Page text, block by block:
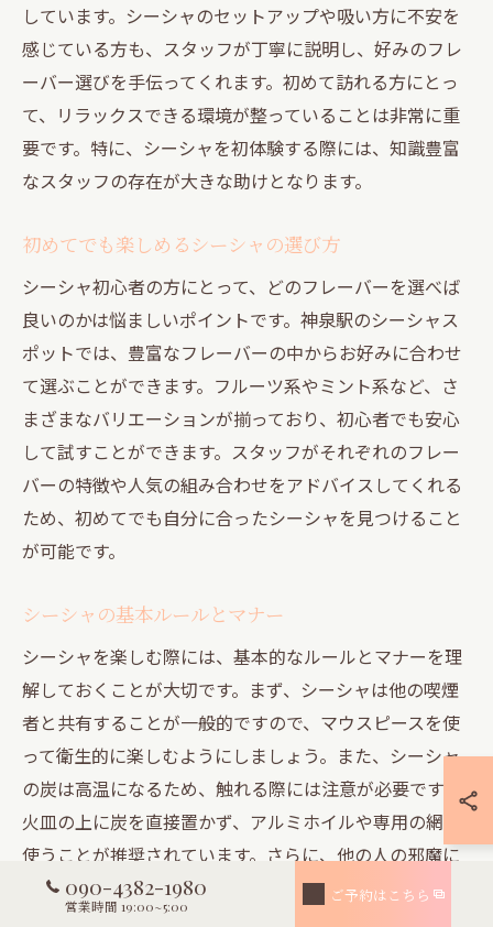
しています。シーシャのセットアップや吸い方に不安を
感じている方も、スタッフが丁寧に説明し、好みのフレ
ーバー選びを手伝ってくれます。初めて訪れる方にとっ
て、リラックスできる環境が整っていることは非常に重
要です。特に、シーシャを初体験する際には、知識豊富
なスタッフの存在が大きな助けとなります。
初めてでも楽しめるシーシャの選び方
シーシャ初心者の方にとって、どのフレーバーを選べば
良いのかは悩ましいポイントです。神泉駅のシーシャス
ポットでは、豊富なフレーバーの中からお好みに合わせ
て選ぶことができます。フルーツ系やミント系など、さ
まざまなバリエーションが揃っており、初心者でも安心
して試すことができます。スタッフがそれぞれのフレー
バーの特徴や人気の組み合わせをアドバイスしてくれる
ため、初めてでも自分に合ったシーシャを見つけること
が可能です。
シーシャの基本ルールとマナー
シーシャを楽しむ際には、基本的なルールとマナーを理
解しておくことが大切です。まず、シーシャは他の喫煙
者と共有することが一般的ですので、マウスピースを使
って衛生的に楽しむようにしましょう。また、シーシャ
の炭は高温になるため、触れる際には注意が必要です。
火皿の上に炭を直接置かず、アルミホイルや専用の網を
使うことが推奨されています。さらに、他の人の邪魔に
ならないよう、煙の向きや吸い方にも配慮しましょう。
これらのマナーを守ることで、シーシャをより快適に楽
090-4382-1980
営業時間 19:00~5:00
ご予約はこちら